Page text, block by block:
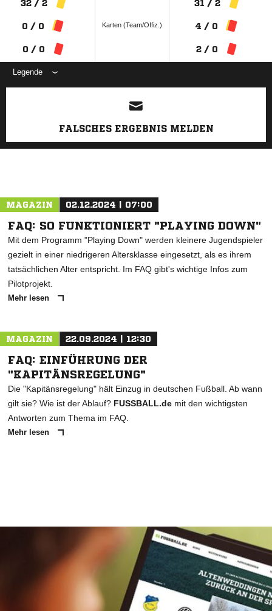
32 / 2
0 / 0
0 / 0
Karten (Team/Offiz.)
31 / 2
4 / 0
2 / 0
Legende
ANZEIGE
FALSCHES ERGEBNIS MELDEN
MAGAZIN 02.12.2024 | 07:00
FAQ: SO FUNKTIONIERT "PLAYING DOWN"
Mit dem Programm "Playing Down" werden kleinere Jugendspieler
gezielt in einer niedrigeren Altersklasse eingesetzt, als es ihrem
tatsächlichen Alter entspricht. Im FAQ gibt's wichtige Infos zum
Pilotprojekt.
Mehr lesen
MAGAZIN 22.09.2024 | 12:30
FAQ: EINFÜHRUNG DER
"KAPITÄNSREGELUNG"
Die "Kapitänsregelung" hält Einzug in deutschen Fußball. Ab wann
gilt sie? Wie ist der Ablauf? FUSSBALL.de mit den wichtigsten
Antworten zum Thema im FAQ.
Mehr lesen